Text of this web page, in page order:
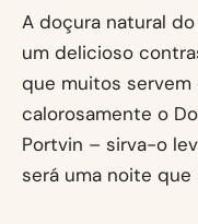
A doçura natural
um delicioso
que muitos servem
calorosamente o
Portvin – sirva-o
será uma noite que